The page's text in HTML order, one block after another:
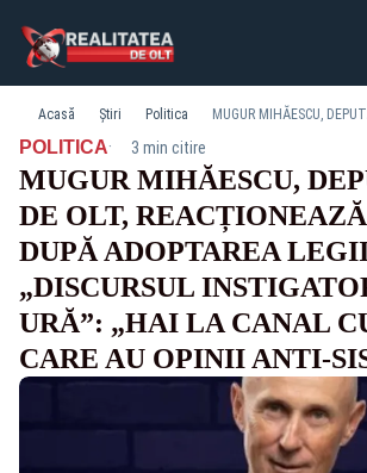
Acasă Știri Politica
POLITICA· 3 min citire
MUGUR MIHĂESCU,
DE OLT,
DUPĂ ADOPTAREA
„DISCURSUL
URĂ”: „HAI LA CANAL
CARE AU OPINII ANTI-